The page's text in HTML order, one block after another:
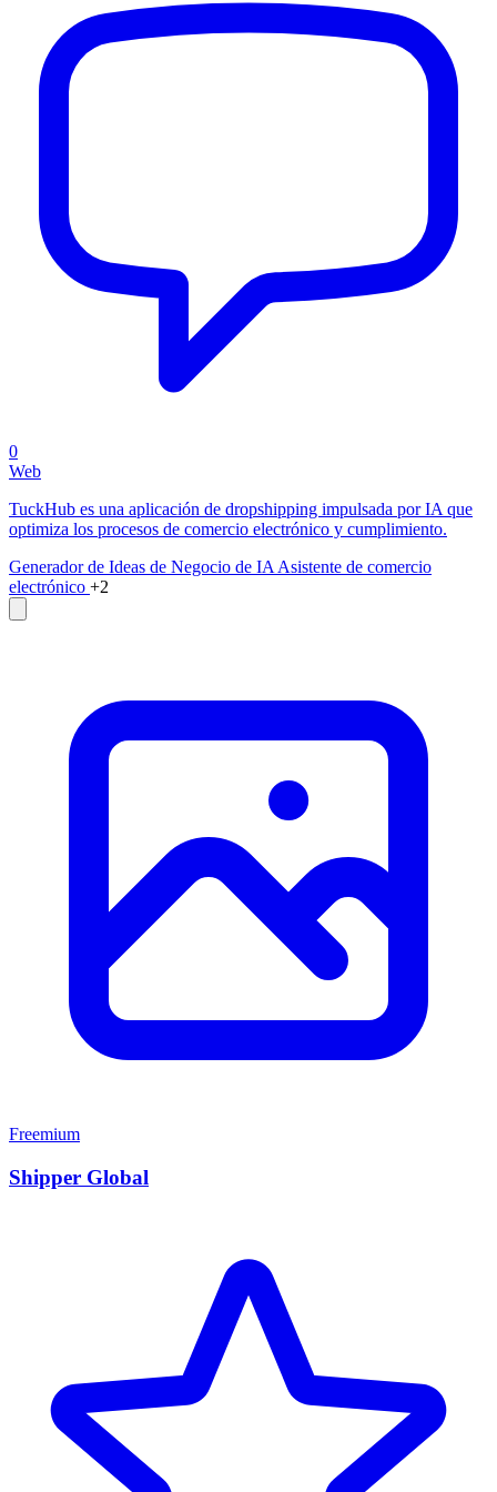
0
Web
TuckHub es una aplicación de dropshipping impulsada por IA que
optimiza los procesos de comercio electrónico y cumplimiento.
Generador de Ideas de Negocio de IA Asistente de comercio
electrónico +2
Freemium
Shipper Global